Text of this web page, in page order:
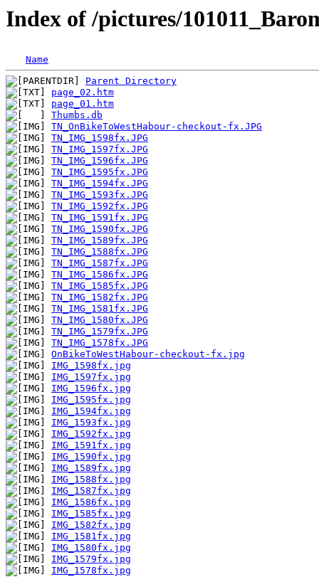
Index of /pictures/
Name
Parent Directory
page_02.htm
page_01.htm
Thumbs.db
TN_OnBikeToWestHabour-checkout-fx.JPG
TN_IMG_1598fx.JPG
TN_IMG_1597fx.JPG
TN_IMG_1596fx.JPG
TN_IMG_1595fx.JPG
TN_IMG_1594fx.JPG
TN_IMG_1593fx.JPG
TN_IMG_1592fx.JPG
TN_IMG_1591fx.JPG
TN_IMG_1590fx.JPG
TN_IMG_1589fx.JPG
TN_IMG_1588fx.JPG
TN_IMG_1587fx.JPG
TN_IMG_1586fx.JPG
TN_IMG_1585fx.JPG
TN_IMG_1582fx.JPG
TN_IMG_1581fx.JPG
TN_IMG_1580fx.JPG
TN_IMG_1579fx.JPG
TN_IMG_1578fx.JPG
OnBikeToWestHabour-checkout-fx.jpg
IMG_1598fx.jpg
IMG_1597fx.jpg
IMG_1596fx.jpg
IMG_1595fx.jpg
IMG_1594fx.jpg
IMG_1593fx.jpg
IMG_1592fx.jpg
IMG_1591fx.jpg
IMG_1590fx.jpg
IMG_1589fx.jpg
IMG_1588fx.jpg
IMG_1587fx.jpg
IMG_1586fx.jpg
IMG_1585fx.jpg
IMG_1582fx.jpg
IMG_1581fx.jpg
IMG_1580fx.jpg
IMG_1579fx.jpg
IMG_1578fx.jpg